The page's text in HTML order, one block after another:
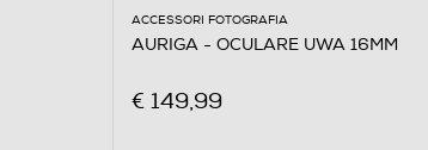
ACCESSORI FOTOGRAFIA
AURIGA - OCULARE UWA 16MM
€ 149,99